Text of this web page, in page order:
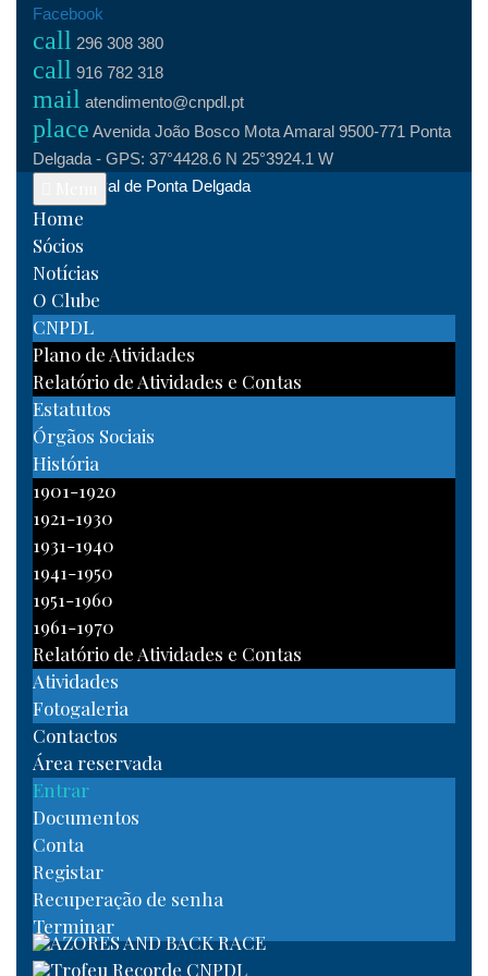
content
Facebook
call 296 308 380
call 916 782 318
mail atendimento@cnpdl.pt
place Avenida João Bosco Mota Amaral 9500-771 Ponta
Delgada - GPS: 37°4428.6 N 25°3924.1 W
Clube Naval de Ponta Delgada
Home
Sócios
Notícias
O Clube
CNPDL
Plano de Atividades
Relatório de Atividades e Contas
Estatutos
Órgãos Sociais
História
1901-1920
1921-1930
1931-1940
1941-1950
1951-1960
1961-1970
Relatório de Atividades e Contas
Atividades
Fotogaleria
Contactos
Área reservada
Entrar
Documentos
Conta
Registar
Recuperação de senha
Terminar